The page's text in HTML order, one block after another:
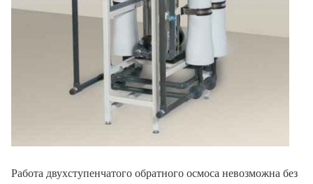
Работа двухступенчатого обратного осмоса невозможна без